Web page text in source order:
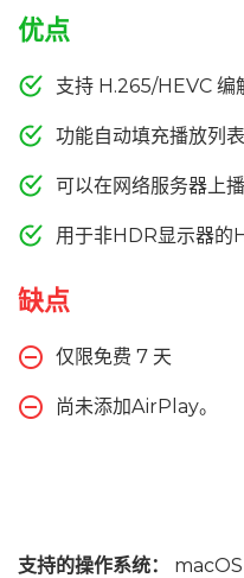
优点
支持 H.265/HEVC 编
功能自动填充播放列表
可以在网络服务器上
用于非HDR显示器的
缺点
仅限免费 7 天
尚未添加AirPlay。
支持的操作系统： macOS